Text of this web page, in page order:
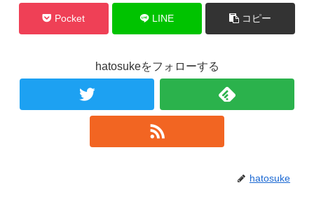
Pocket LINE コピー
hatosukeをフォローする
hatosuke